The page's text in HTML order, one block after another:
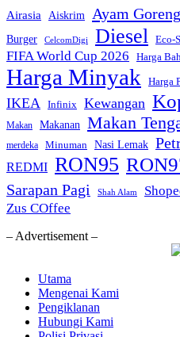
Airasia Aiskrim Ayam Goreng
Burger CelcomDigi Diesel Eco-
FIFA World Cup 2026 Harga
Harga Minyak Harga
IKEA Infinix Kewangan
Makan Makanan Makan
merdeka Minuman Nasi Lemak
REDMI RON95
Sarapan Pagi Shah Alam
Zus COffee
– Advertisement –
Utama
Mengenai Kami
Pengiklanan
Hubungi Kami